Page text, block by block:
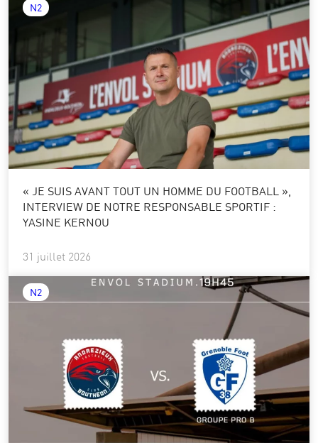
N2
« JE SUIS AVANT TOUT UN HOMME DU FOOTBALL »,
INTERVIEW DE NOTRE RESPONSABLE SPORTIF :
YASINE KERNOU
31 juillet 2026
N2